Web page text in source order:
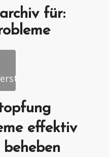
für:
effektiv